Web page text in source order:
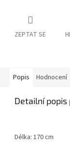
ZEPTAT SE
Popis Hodnocení
Detailní popis
Délka: 170 cm